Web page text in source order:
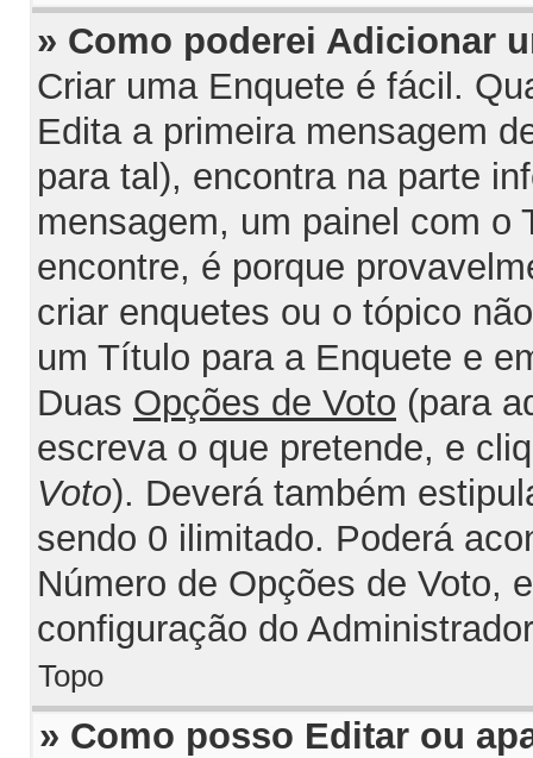
» Como poderei Adicionar
Criar uma Enquete é fácil.
Edita a primeira mensagem
para tal), encontra na parte
mensagem, um painel com o
encontre, é porque
criar enquetes ou o tópico
um Título para a Enquete e
Duas Opções de Voto (para
escreva o que pretende, e
Voto). Deverá também
sendo 0 ilimitado. Poderá
Número de Opções de Voto,
configuração do
Topo
» Como posso Editar ou